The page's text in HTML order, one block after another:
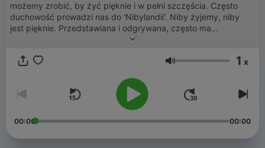
możemy zrobić, by żyć pięknie i w pełni szczęścia. Często
duchowość prowadzi nas do 'Nibylandii'. Niby żyjemy, niby
jest pięknie. Przedstawiana i odgrywana, często ma
przesadnie wzniosły charakter, oderwany od rzeczywistości.
by żyć szczęśliwie na codzień. Naprawdę, nie na niby. Celem
możesz uzdrowić swoje Życie. Żyć tak jak chcesz, a nie tylko
jak potrafisz.
Głośność 1 x
00:00 00:00